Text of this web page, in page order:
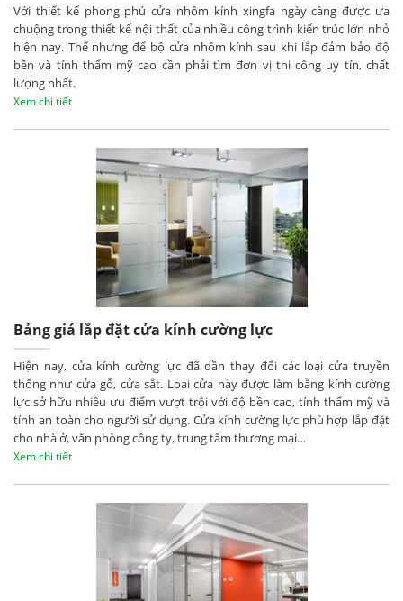
Với thiết kế phong phú cửa nhôm kính xingfa ngày càng được ưa
chuộng trong thiết kế nội thất của nhiều công trình kiến trúc lớn nhỏ
hiện nay. Thế nhưng để bộ cửa nhôm kính sau khi lắp đảm bảo độ
bền và tính thẩm mỹ cao cần phải tìm đơn vị thi công uy tín, chất
lượng nhất.
Xem chi tiết
Bảng giá lắp đặt cửa kính cường lực
Hiện nay, cửa kính cường lực đã dần thay đổi các loại cửa truyền
thống như cửa gỗ, cửa sắt. Loại cửa này được làm bằng kính cường
lực sở hữu nhiều ưu điểm vượt trội với độ bền cao, tính thẩm mỹ và
tính an toàn cho người sử dụng. Cửa kính cường lực phù hợp lắp đặt
cho nhà ở, văn phòng công ty, trung tâm thương mại…
Xem chi tiết